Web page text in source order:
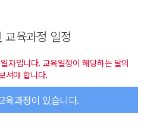
교육과정 일정
자입니다. 교육일정이 해당하는 달의
셔야 합니다.
육과정이 있습니다.